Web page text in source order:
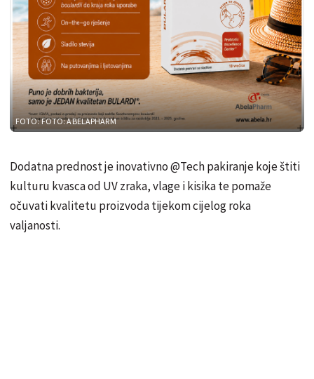
FOTO: FOTO: ABELAPHARM
Dodatna prednost je inovativno @Tech pakiranje koje štiti
kulturu kvasca od UV zraka, vlage i kisika te pomaže
očuvati kvalitetu proizvoda tijekom cijelog roka
valjanosti.